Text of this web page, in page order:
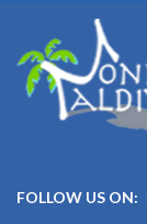
FOLLOW US ON: